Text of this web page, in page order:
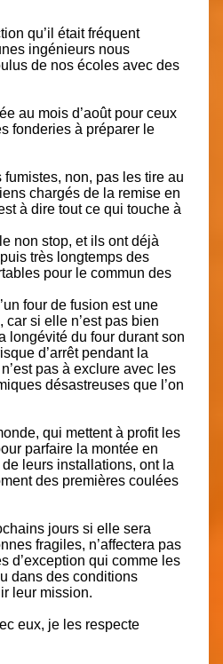
qu’il était fréquent
ingénieurs nous
de nos écoles avec des
au mois d’août pour ceux
fonderies à préparer le
non, pas les tire au
chargés de la remise en
à dire tout ce qui touche à
non stop, et ils ont déjà
très longtemps des
pour le commun des
four de fusion est une
si elle n’est pas bien
longévité du four durant son
d’arrêt pendant la
pas à exclure avec les
désastreuses que l’on
qui mettent à profit les
parfaire la montée en
leurs installations, ont la
des premières coulées
jours si elle sera
fragiles, n’affectera pas
d’exception qui comme les
dans des conditions
leur mission.
eux, je les respecte